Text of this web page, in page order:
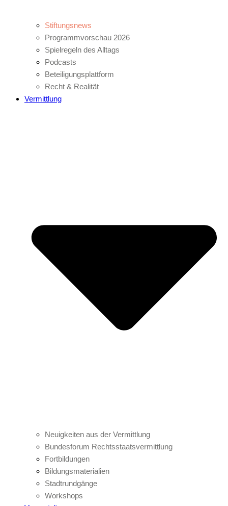
Stiftungsnews
Programmvorschau 2026
Spielregeln des Alltags
Podcasts
Beteiligungsplattform
Recht & Realität
Vermittlung
Neuigkeiten aus der Vermittlung
Bundesforum Rechtsstaatsvermittlung
Fortbildungen
Bildungsmaterialien
Stadtrundgänge
Workshops